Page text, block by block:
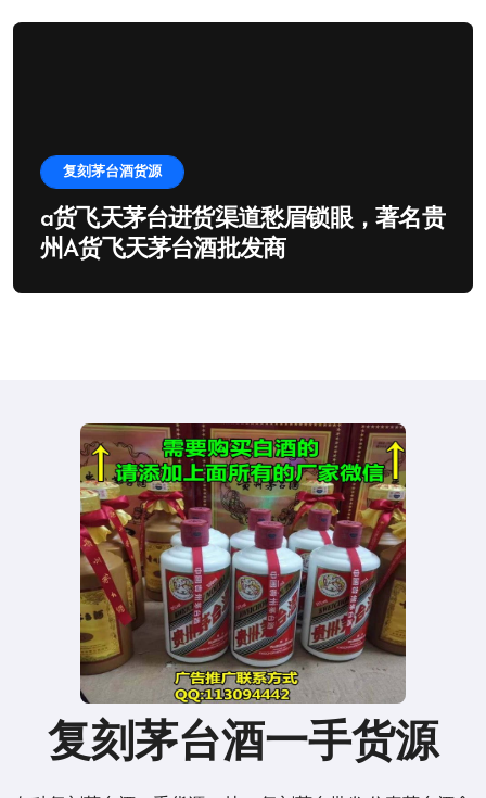
复刻茅台酒货源
a货飞天茅台进货渠道愁眉锁眼，著名贵
州A货飞天茅台酒批发商
复刻茅台酒一手货源